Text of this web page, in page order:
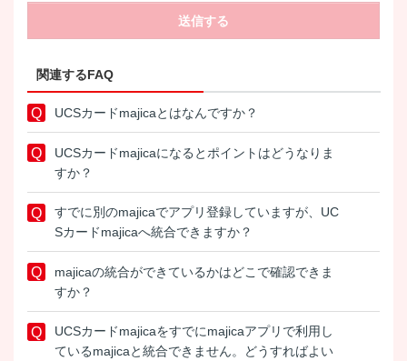
送信する
関連するFAQ
UCSカードmajicaとはなんですか？
UCSカードmajicaになるとポイントはどうなりま
すか？
すでに別のmajicaでアプリ登録していますが、UC
Sカードmajicaへ統合できますか？
majicaの統合ができているかはどこで確認できま
すか？
UCSカードmajicaをすでにmajicaアプリで利用し
ているmajicaと統合できません。どうすればよい